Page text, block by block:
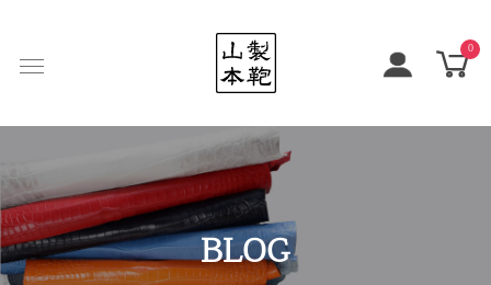
0
BLOG